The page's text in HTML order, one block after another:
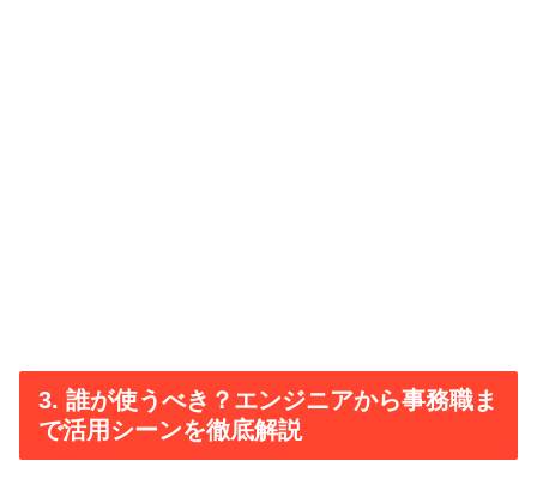
3. 誰が使うべき？エンジニアから事務職ま
で活用シーンを徹底解説